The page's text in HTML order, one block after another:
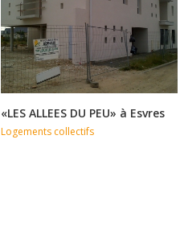
«LES ALLEES DU PEU» à Esvres
Logements collectifs